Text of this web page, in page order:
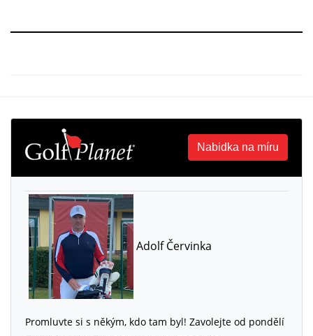
Nabidka na míru
Adolf Červinka
Promluvte si s někým, kdo tam byl! Zavolejte od pondělí